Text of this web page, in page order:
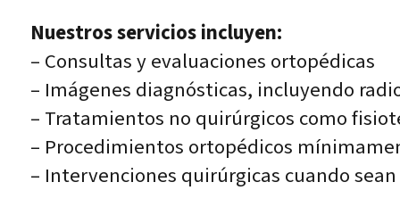
Nuestros servicios incluyen:
– Consultas y evaluaciones ortopédicas
– Imágenes diagnósticas, incluyendo
– Tratamientos no quirúrgicos como
– Procedimientos ortopédicos
– Intervenciones quirúrgicas cuando